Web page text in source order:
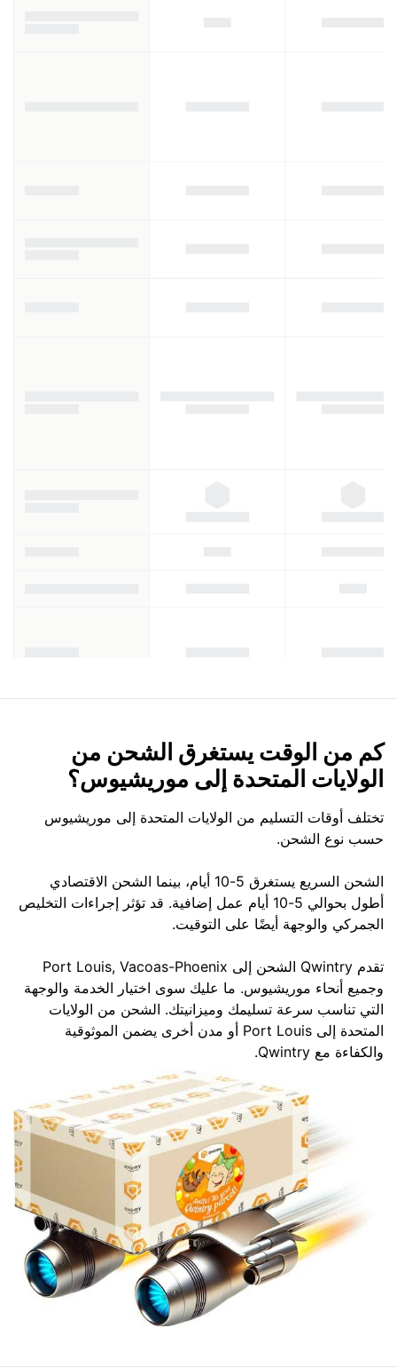
كم من الوقت يستغرق الشحن من
الولايات المتحدة إلى موريشيوس؟
تختلف أوقات التسليم من الولايات المتحدة إلى موريشيوس
حسب نوع الشحن.
الشحن السريع يستغرق 5-10 أيام، بينما الشحن الاقتصادي
أطول بحوالي 5-10 أيام عمل إضافية. قد تؤثر إجراءات التخليص
الجمركي والوجهة أيضًا على التوقيت.
تقدم Qwintry الشحن إلى Port Louis, Vacoas-Phoenix
وجميع أنحاء موريشيوس. ما عليك سوى اختيار الخدمة والوجهة
التي تناسب سرعة تسليمك وميزانيتك. الشحن من الولايات
المتحدة إلى Port Louis أو مدن أخرى يضمن الموثوقية
والكفاءة مع Qwintry.